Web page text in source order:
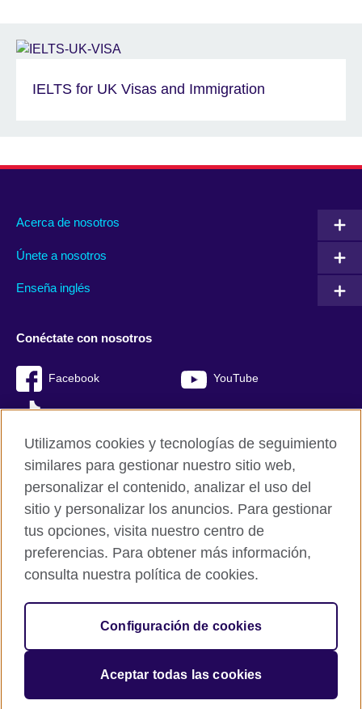
IELTS for UK Visas and Immigration
Acerca de nosotros
Únete a nosotros
Enseña inglés
Conéctate con nosotros
Facebook YouTube
TikTok
British Council Global
Mapa del sitio
Cookies
Políticas de privacidad y condiciones de uso
© 2026 British Council
The United Kingdom’s international organisation for cultural
relations and educational opportunities.
Utilizamos cookies y tecnologías de seguimiento
similares para gestionar nuestro sitio web,
personalizar el contenido, analizar el uso del
sitio y personalizar los anuncios. Para gestionar
tus opciones, visita nuestro centro de
preferencias. Para obtener más información,
consulta nuestra política de cookies.
Configuración de cookies
Aceptar todas las cookies